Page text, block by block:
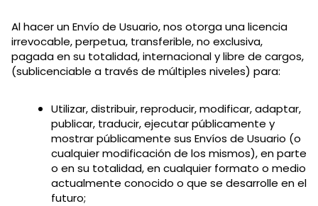
Al hacer un Envío de Usuario, nos otorga una licencia
irrevocable, perpetua, transferible, no exclusiva,
pagada en su totalidad, internacional y libre de cargos,
(sublicenciable a través de múltiples niveles) para:
Utilizar, distribuir, reproducir, modificar, adaptar,
publicar, traducir, ejecutar públicamente y
mostrar públicamente sus Envíos de Usuario (o
cualquier modificación de los mismos), en parte
o en su totalidad, en cualquier formato o medio
actualmente conocido o que se desarrolle en el
futuro;